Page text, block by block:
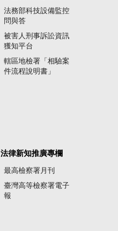
法務部科技設備監控
問與答
被害人刑事訴訟資訊
獲知平台
轄區地檢署「相驗案
件流程說明書」
法律新知推廣專欄
最高檢察署月刊
臺灣高等檢察署電子
報